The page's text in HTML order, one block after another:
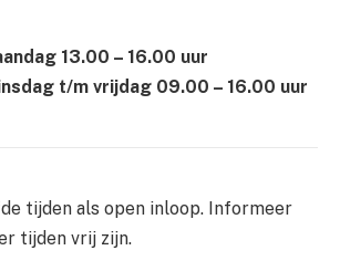
13.00 – 16.00 uur
vrijdag 09.00 – 16.00 uur
tijden als open inloop. Informeer
tijden vrij zijn.